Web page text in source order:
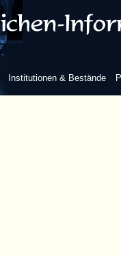
Institutionen & Bestände